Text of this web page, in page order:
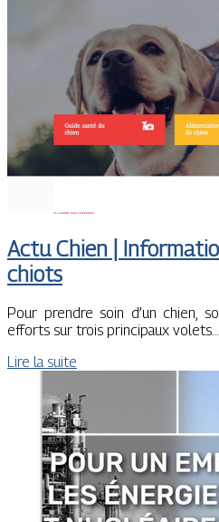
Actu Chien |
chiots
Pour prendre soin d’un chien,
efforts sur trois principaux volets…
Lire la suite